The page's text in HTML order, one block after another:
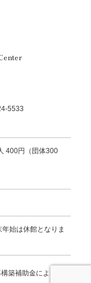
5533
400円（団体300
始は休館となりま
築補助金により作成